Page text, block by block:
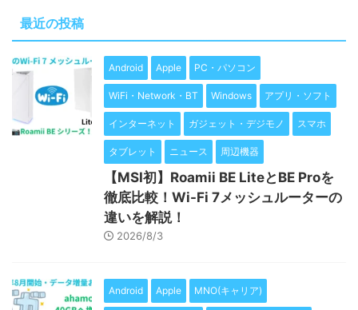
最近の投稿
Android Apple PC・パソコン
WiFi・Network・BT Windows アプリ・ソフト
インターネット ガジェット・デジモノ スマホ
タブレット ニュース 周辺機器
【MSI初】Roamii BE LiteとBE Proを
徹底比較！Wi-Fi 7メッシュルーターの
違いを解説！
2026/8/3
Android Apple MNO(キャリア)